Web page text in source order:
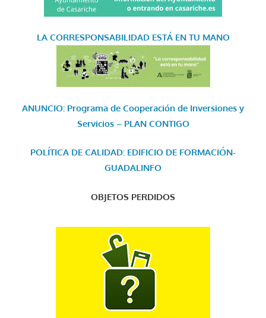
LA CORRESPONSABILIDAD ESTÁ EN TU MANO
ANUNCIO: Programa de Cooperación de Inversiones y
Servicios – PLAN CONTIGO
POLÍTICA DE CALIDAD: EDIFICIO DE FORMACIÓN-
GUADALINFO
OBJETOS PERDIDOS